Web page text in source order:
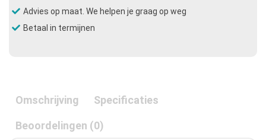
Advies op maat. We helpen je graag op weg
Betaal in termijnen
Omschrijving Specificaties
Beoordelingen (0)